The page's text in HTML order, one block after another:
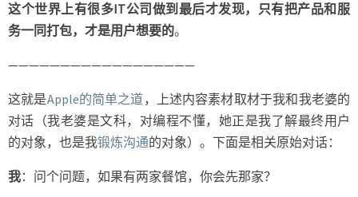
这个世界上有很多IT公司做到最后才发现，只有把产品和服
务一同打包，才是用户想要的。
——————————————————
这就是Apple的简单之道，上述内容素材取材于我和我老婆的
对话（我老婆是文科，对编程不懂，她正是我了解最终用户
的对象，也是我锻炼沟通的对象）。下面是相关原始对话：
我：问个问题，如果有两家餐馆，你会先那家？